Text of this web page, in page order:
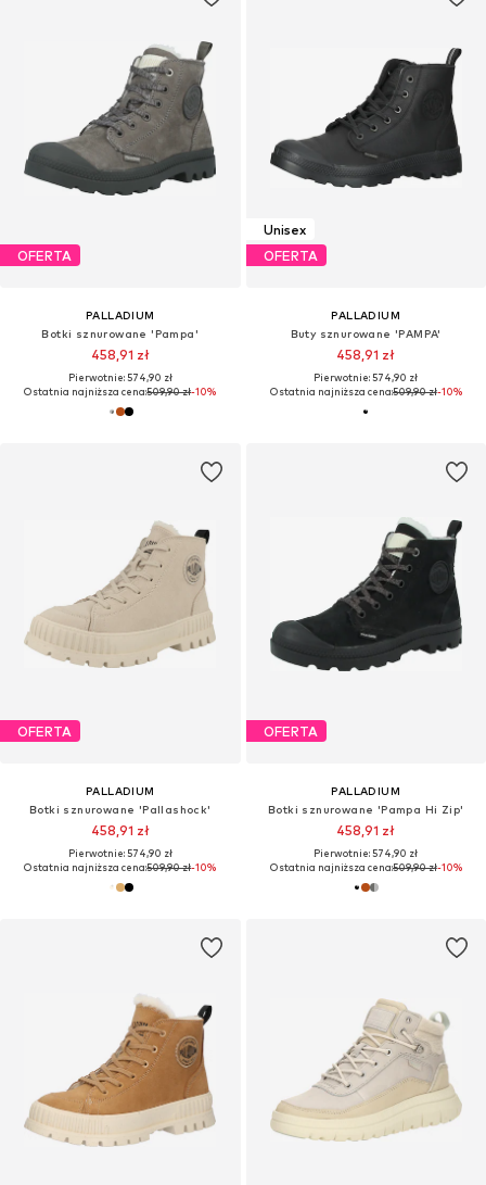
OFERTA
PALLADIUM
Botki sznurowane 'Pampa'
458,91 zł
Pierwotnie: 574,90 zł
Ostatnia najniższa cena:509,90 zł-10%
Unisex
OFERTA
PALLADIUM
Buty sznurowane 'PAMPA'
458,91 zł
Pierwotnie: 574,90 zł
Ostatnia najniższa cena:509,90 zł-10%
OFERTA
PALLADIUM
Botki sznurowane 'Pallashock'
458,91 zł
Pierwotnie: 574,90 zł
Ostatnia najniższa cena:509,90 zł-10%
OFERTA
PALLADIUM
Botki sznurowane 'Pampa Hi Zip'
458,91 zł
Pierwotnie: 574,90 zł
Ostatnia najniższa cena:509,90 zł-10%